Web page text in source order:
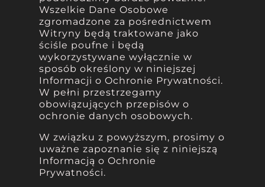
Wszelkie Dane Osobowe
zgromadzone za pośrednictwem
Witryny będą traktowane jako
ściśle poufne i będą
wykorzystywane wyłącznie w
sposób określony w niniejszej
Informacji o Ochronie Prywatności.
W pełni przestrzegamy
obowiązujących przepisów o
ochronie danych osobowych.
W związku z powyższym, prosimy o
uważne zapoznanie się z niniejszą
Informacją o Ochronie
Prywatności.